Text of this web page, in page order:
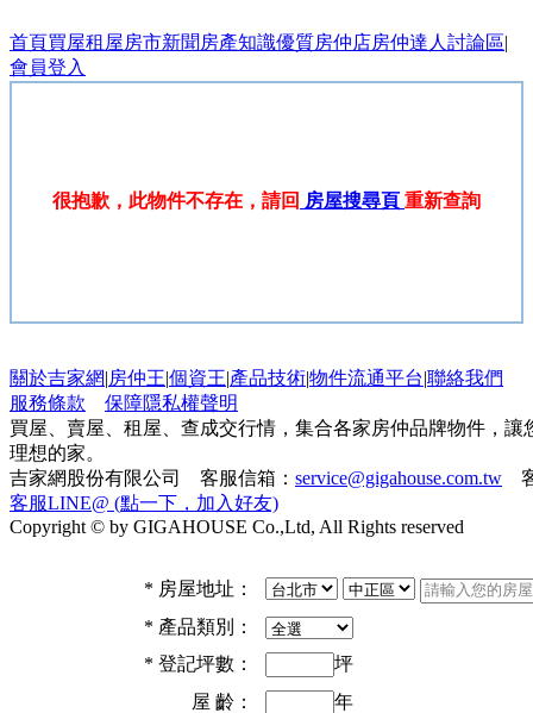
首頁買屋租屋房市新聞 房產知識優質房仲店房仲達人 討論區|
會員登入
很抱歉，此物件不存在，請回 房屋搜尋頁 重新查詢
關於吉家網|房仲王|個資王|產品技術|物件流通平台|聯絡我們
服務條款
保障隱私權聲明
買屋、賣屋、租屋、查成交行情，集合各家房仲品牌物件，
理想的家。
吉家網股份有限公司 客服信箱： service@gigahouse.com.tw
客服LINE@ (點一下，加入好友)
Copyright © by GIGAHOUSE Co.,Ltd, All Rights reserved